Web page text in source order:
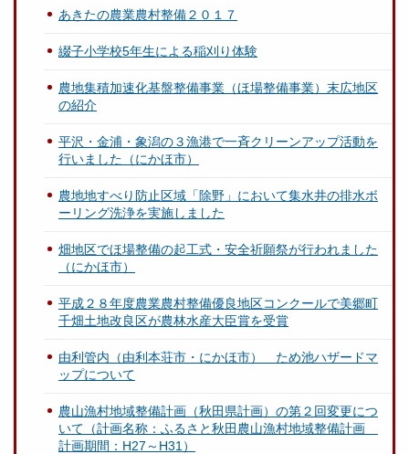
あきたの農業農村整備２０１７
綴子小学校5年生による稲刈り体験
農地集積加速化基盤整備事業（ほ場整備事業）末広地区
の紹介
平沢・金浦・象潟の３漁港で一斉クリーンアップ活動を
行いました（にかほ市）
農地地すべり防止区域「除野」において集水井の排水ボ
ーリング洗浄を実施しました
畑地区でほ場整備の起工式・安全祈願祭が行われました
（にかほ市）
平成２８年度農業農村整備優良地区コンクールで美郷町
千畑土地改良区が農林水産大臣賞を受賞
由利管内（由利本荘市・にかほ市） ため池ハザードマ
ップについて
農山漁村地域整備計画（秋田県計画）の第２回変更につ
いて（計画名称：ふるさと秋田農山漁村地域整備計画
計画期間：H27～H31）